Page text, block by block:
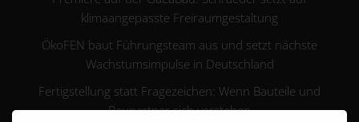
klimaangepasste Freiraumgestaltung
ÖkoFEN baut Führungsteam aus und setzt nächste
Wachstumsimpulse in Deutschland
Fertigstellung statt Fragezeichen: Wenn Bauteile und
Baupartner sich verstehen